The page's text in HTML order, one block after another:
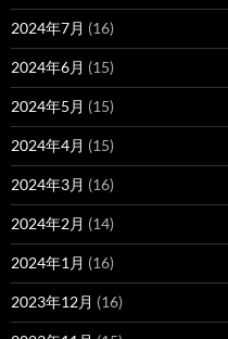
2024年7月 (16)
2024年6月 (15)
2024年5月 (15)
2024年4月 (15)
2024年3月 (16)
2024年2月 (14)
2024年1月 (16)
2023年12月 (16)